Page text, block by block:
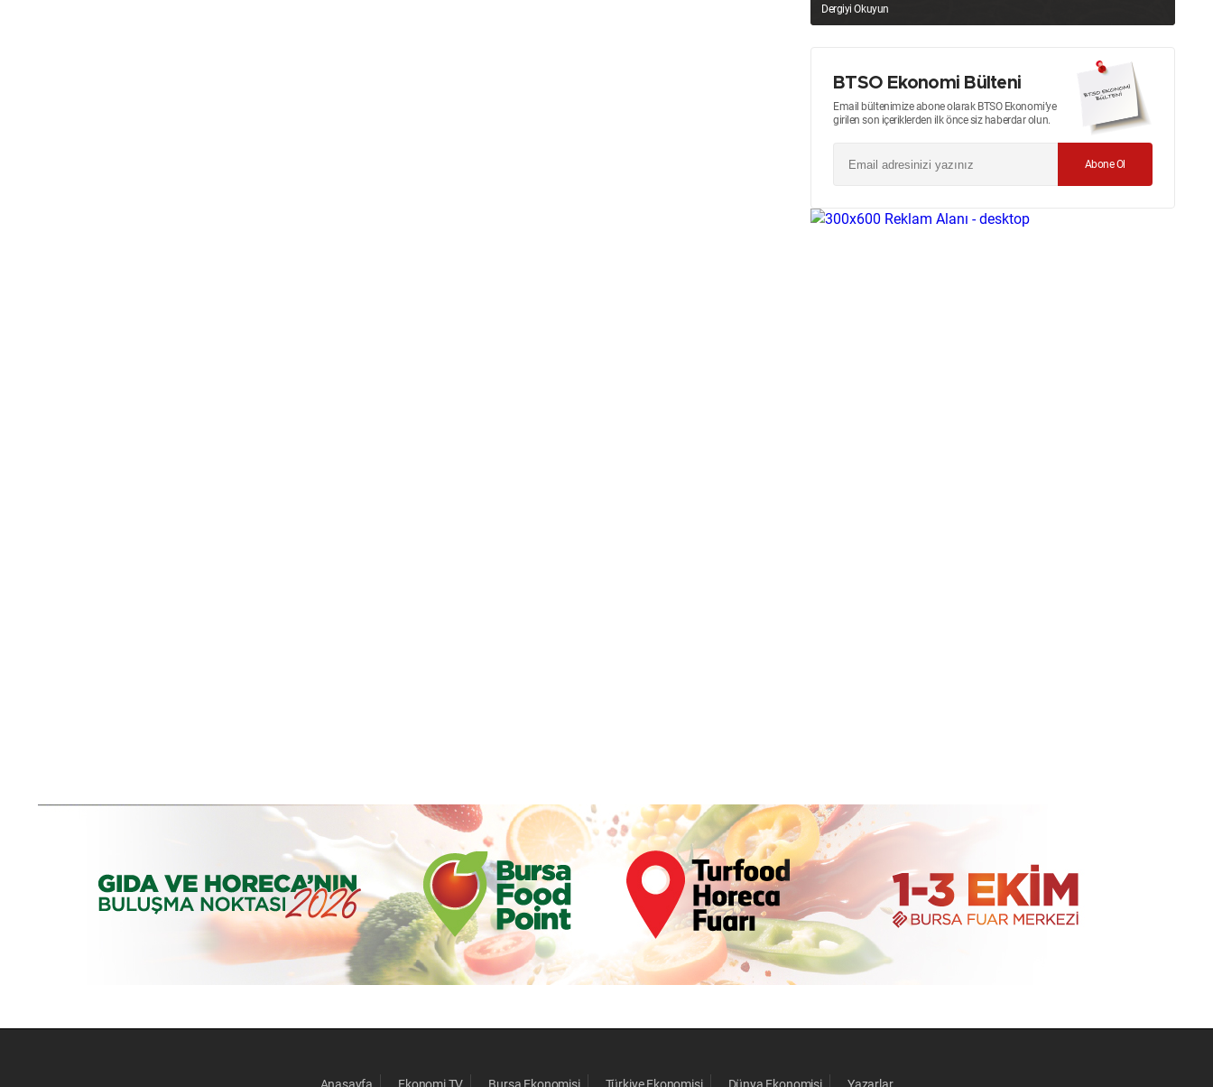
Dergiyi Okuyun
BTSO Ekonomi Bülteni
Email bültenimize abone olarak BTSO Ekonomi’ye
girilen son içeriklerden ilk önce siz haberdar olun.
Abone Ol